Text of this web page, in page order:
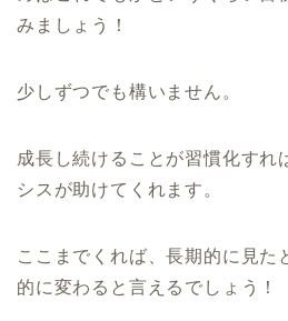
みましょう！
少しずつでも構いません。
成長し続けることが習慣化すれ
シスが助けてくれます。
ここまでくれば、長期的に見た
的に変わると言えるでしょう！